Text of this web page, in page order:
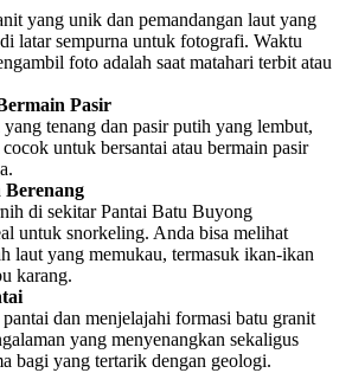
yang unik dan pemandangan laut yang
latar sempurna untuk fotografi. Waktu
foto adalah saat matahari terbit atau
Pasir
yang tenang dan pasir putih yang lembut,
untuk bersantai atau bermain pasir
Berenang
di sekitar Pantai Batu Buyong
untuk snorkeling. Anda bisa melihat
laut yang memukau, termasuk ikan-ikan
karang.
dan menjelajahi formasi batu granit
yang menyenangkan sekaligus
bagi yang tertarik dengan geologi.